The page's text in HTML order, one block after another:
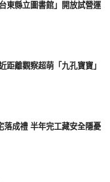
》專訪後發表的。川
他們確實派了，但待
表示，他「不確定」
同盟是否會站在美國
東縣立圖書館」開放試營運
距離觀察超萌「九孔寶寶」
落成禮 半年完工藏安全隱憂